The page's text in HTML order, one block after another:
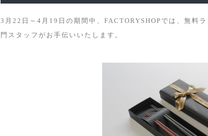
3月22日～4月19日の期間中、FACTORYSHOPでは、無料
門スタッフがお手伝いいたします。